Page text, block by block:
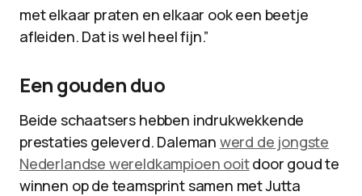
met elkaar praten en elkaar ook een beetje
afleiden. Dat is wel heel fijn.”
Een gouden duo
Beide schaatsers hebben indrukwekkende
prestaties geleverd. Daleman werd de jongste
Nederlandse wereldkampioen ooitdoor goud te
winnen op de teamsprint samen met Jutta